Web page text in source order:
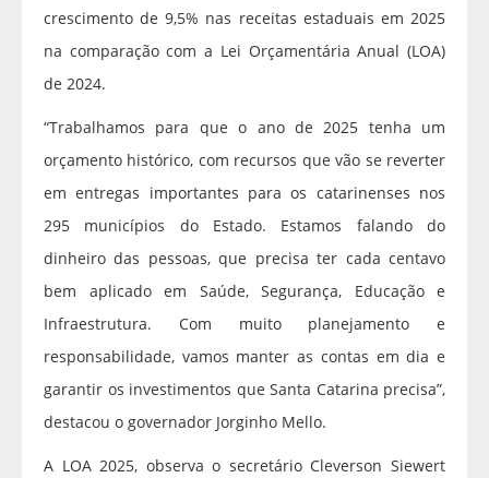
crescimento de 9,5% nas receitas estaduais em 2025
na comparação com a Lei Orçamentária Anual (LOA)
de 2024.
“Trabalhamos para que o ano de 2025 tenha um
orçamento histórico, com recursos que vão se reverter
em entregas importantes para os catarinenses nos
295 municípios do Estado. Estamos falando do
dinheiro das pessoas, que precisa ter cada centavo
bem aplicado em Saúde, Segurança, Educação e
Infraestrutura. Com muito planejamento e
responsabilidade, vamos manter as contas em dia e
garantir os investimentos que Santa Catarina precisa”,
destacou o governador Jorginho Mello.
A LOA 2025, observa o secretário Cleverson Siewert